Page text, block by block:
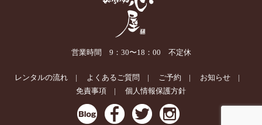
営業時間 9：30〜18：00 不定休
レンタルの流れ よくあるご質問 ご予約
お知らせ
免責事項
個人情報保護方針